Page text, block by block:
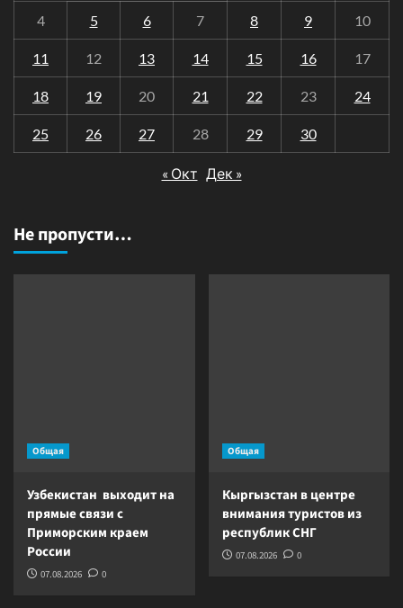
4 5 6 7 8 9 10
11 12 13 14 15 16 17
18 19 20 21 22 23 24
25 26 27 28 29 30
« Окт Дек »
Не пропусти…
Общая
Узбекистан выходит на
прямые связи с
Приморским краем
России
07.08.2026 0
Общая
Кыргызстан в центре
внимания туристов из
республик СНГ
07.08.2026 0